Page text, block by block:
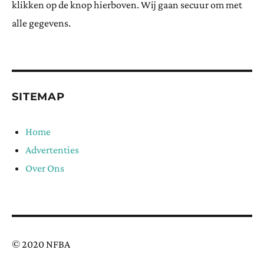
klikken op de knop hierboven. Wij gaan secuur om met
alle gegevens.
SITEMAP
Home
Advertenties
Over Ons
© 2020 NFBA